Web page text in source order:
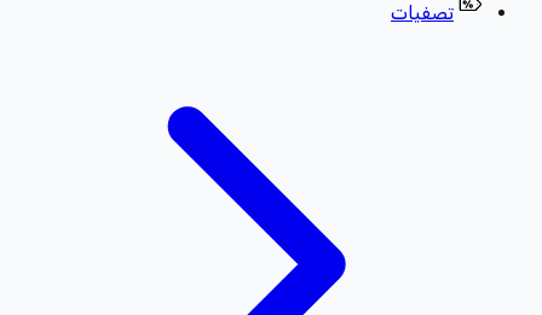
تصفيات